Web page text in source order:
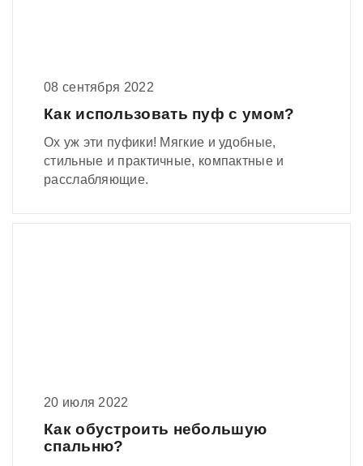
08 сентября 2022
Как использовать пуф с умом?
Ох уж эти пуфики! Мягкие и удобные,
стильные и практичные, компактные и
расслабляющие.
20 июля 2022
Как обустроить небольшую
спальню?